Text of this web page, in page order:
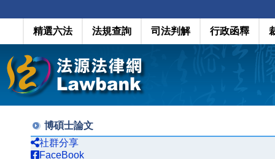
精選六法 法規查詢 司法判解 行政函釋
博碩士論文
社群分享
FaceBook